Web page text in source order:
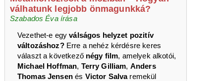
válhatunk legjobb önmagunkká?
Szabados Éva írása
Vezethet-e egy válságos helyzet pozitív
változáshoz?Erre a nehéz kérdésre keres
választ a következő négy film, amelyek alkotói,
Michael Hoffman, Terry Gilliam, Anders
Thomas Jensenés Victor Salvaremekül